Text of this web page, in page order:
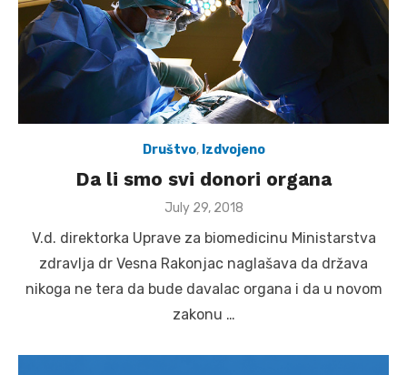
Društvo, Izdvojeno
Da li smo svi donori organa
Posted
July 29, 2018
V.d. direktorka Uprave za biomedicinu Ministarstva
zdravlja dr Vesna Rakonjac naglašava da država
nikoga ne tera da bude davalac organa i da u novom
zakonu …